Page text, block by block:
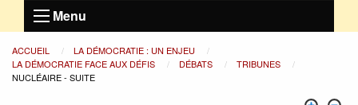
Menu
ACCUEIL
LA DÉMOCRATIE : UN ENJEU
LA DÉMOCRATIE FACE AUX DÉFIS
DÉBATS
TRIBUNES
NUCLÉAIRE - SUITE